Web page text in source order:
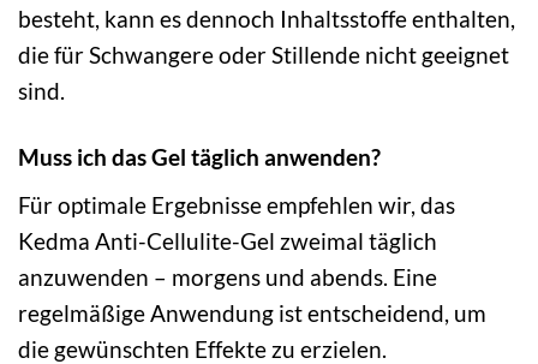
besteht, kann es dennoch Inhaltsstoffe enthalten,
die für Schwangere oder Stillende nicht geeignet
sind.
Muss ich das Gel täglich anwenden?
Für optimale Ergebnisse empfehlen wir, das
Kedma Anti-Cellulite-Gel zweimal täglich
anzuwenden – morgens und abends. Eine
regelmäßige Anwendung ist entscheidend, um
die gewünschten Effekte zu erzielen.